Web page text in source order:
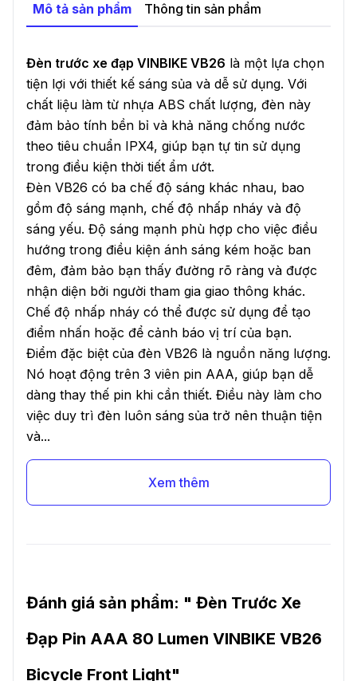
Mô tả sản phẩm Thông tin sản phẩm
Đèn trước xe đạp VINBIKE VB26 là một lựa chọn
tiện lợi với thiết kế sáng sủa và dễ sử dụng. Với
chất liệu làm từ nhựa ABS chất lượng, đèn này
đảm bảo tính bền bỉ và khả năng chống nước
theo tiêu chuẩn IPX4, giúp bạn tự tin sử dụng
trong điều kiện thời tiết ẩm ướt.
Đèn VB26 có ba chế độ sáng khác nhau, bao
gồm độ sáng mạnh, chế độ nhấp nháy và độ
sáng yếu. Độ sáng mạnh phù hợp cho việc điều
hướng trong điều kiện ánh sáng kém hoặc ban
đêm, đảm bảo bạn thấy đường rõ ràng và được
nhận diện bởi người tham gia giao thông khác.
Chế độ nhấp nháy có thể được sử dụng để tạo
điểm nhấn hoặc để cảnh báo vị trí của bạn.
Điểm đặc biệt của đèn VB26 là nguồn năng lượng.
Nó hoạt động trên 3 viên pin AAA, giúp bạn dễ
dàng thay thế pin khi cần thiết. Điều này làm cho
việc duy trì đèn luôn sáng sủa trở nên thuận tiện
và...
Xem thêm
Đánh giá sản phẩm: " Đèn Trước Xe
Đạp Pin AAA 80 Lumen VINBIKE VB26
Bicycle Front Light"